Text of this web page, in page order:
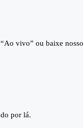
vivo” ou baixe
por lá.